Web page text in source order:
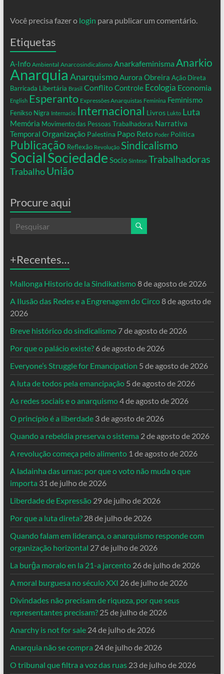
Você precisa fazer o login para publicar um comentário.
Etiquetas
A-Info Ambiental Anarcosindicalismo Anarkafeminisma Anarkio
Anarquia AnarquismoAurora Obreira Ação Direta
Barricada Libertária Brasil ConflitoControle Ecologia Economia
English Esperanto Expressões Anarquistas Feminina Feminismo
Fenikso Nigra Internacio Internacional Livros Lukto Luta
Memória Movimento das Pessoas Trabalhadoras Narrativa
Temporal Organização Palestina Papo Reto Poder Política
Publicação Reflexão Revolução Sindicalismo
SocialSociedade Socio Síntese Trabalhadoras
Trabalho União
Procure aqui
+Recentes…
Mallonga Historio de la Sindikatismo8 de agosto de 2026
A Ilusão das Redes e a Engrenagem do Circo8 de agosto de
2026
Breve histórico do sindicalismo 7 de agosto de 2026
Por que o palácio existe? 6 de agosto de 2026
Everyone’s Struggle for Emancipation 5 de agosto de 2026
A luta de todos pela emancipação 5 de agosto de 2026
As redes sociais e o anarquismo4 de agosto de 2026
O princípio é a liberdade 3 de agosto de 2026
Quando a rebeldia preserva o sistema 2 de agosto de 2026
A revolução começa pelo alimento 1 de agosto de 2026
A ladainha das urnas: por que o voto não muda o que
importa 31 de julho de 2026
Liberdade de Expressão 29 de julho de 2026
Por que a luta direta? 28 de julho de 2026
Quando falam em liderança, o anarquismo responde com
organização horizontal 27 de julho de 2026
La burĝa moralo en la 21-a jarcento 26 de julho de 2026
A moral burguesa no século XXI 26 de julho de 2026
Divindades não precisam de riqueza, por que seus
representantes precisam? 25 de julho de 2026
Anarchy is not for sale 24 de julho de 2026
Anarquia não se compra 24 de julho de 2026
O tribunal que filtra a voz das ruas 23 de julho de 2026